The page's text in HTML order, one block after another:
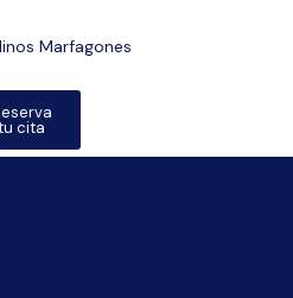
Marfagones
cita